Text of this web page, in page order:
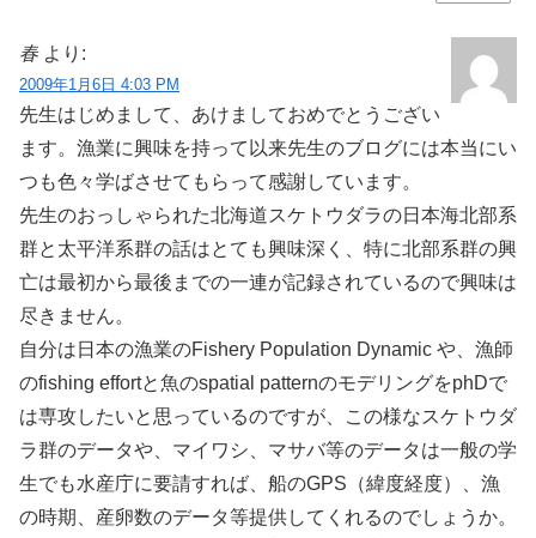
春 より:
2009年1月6日 4:03 PM
先生はじめまして、あけましておめでとうござい
ます。漁業に興味を持って以来先生のブログには本当にい
つも色々学ばさせてもらって感謝しています。
先生のおっしゃられた北海道スケトウダラの日本海北部系
群と太平洋系群の話はとても興味深く、特に北部系群の興
亡は最初から最後までの一連が記録されているので興味は
尽きません。
自分は日本の漁業のFishery Population Dynamic や、漁師
のfishing effortと魚のspatial patternのモデリングをphDで
は専攻したいと思っているのですが、この様なスケトウダ
ラ群のデータや、マイワシ、マサバ等のデータは一般の学
生でも水産庁に要請すれば、船のGPS（緯度経度）、漁
の時期、産卵数のデータ等提供してくれるのでしょうか。